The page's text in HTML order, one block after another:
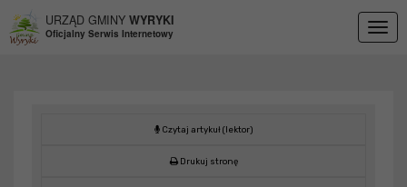
URZĄD GMINY WYRYKI
Oficjalny Serwis Internetowy
Czytaj artykuł (lektor)
Drukuj stronę